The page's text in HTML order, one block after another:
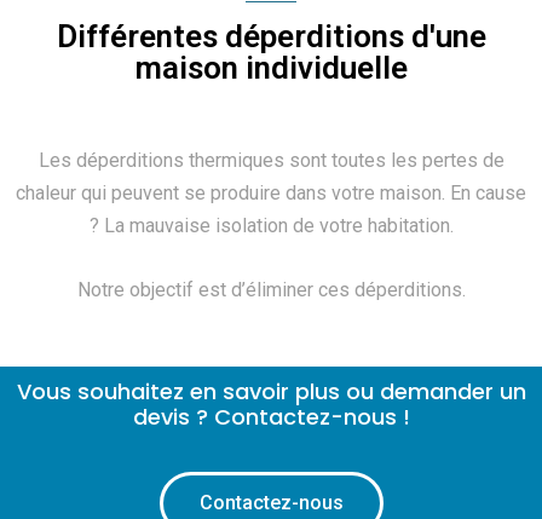
Différentes déperditions d'une
maison individuelle
Les déperditions thermiques sont toutes les pertes de
chaleur qui peuvent se produire dans votre maison. En cause
? La mauvaise isolation de votre habitation.
Notre objectif est d’éliminer ces déperditions.
Vous souhaitez en savoir plus ou demander un
devis ? Contactez-nous !
Contactez-nous